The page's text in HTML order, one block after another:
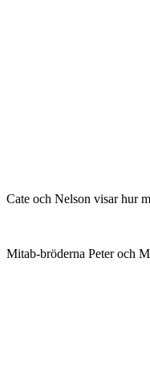
Cate och Nelson visar hur
Mitab-bröderna Peter och